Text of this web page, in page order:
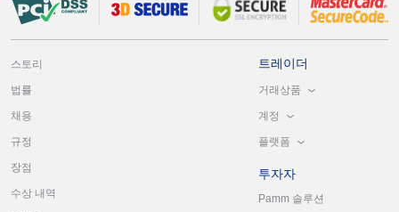
스토리
법률
채용
규정
장점
수상 내역
트레이더
거래상품
계정
플랫폼
투자자
Pamm 솔루션